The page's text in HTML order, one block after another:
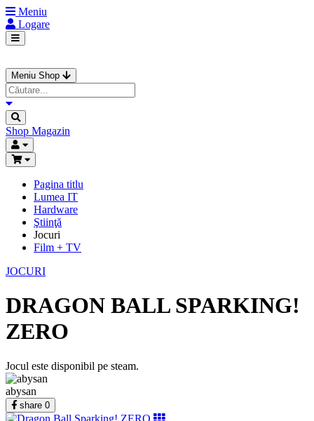
Meniu
Logare
Meniu Shop
Shop Magazin
Pagina titlu
Lumea IT
Hardware
Ştiinţă
Jocuri
Film + TV
JOCURI
DRAGON BALL SPARKING!
ZERO
Jocul este disponibil pe steam.
abysan
share 0